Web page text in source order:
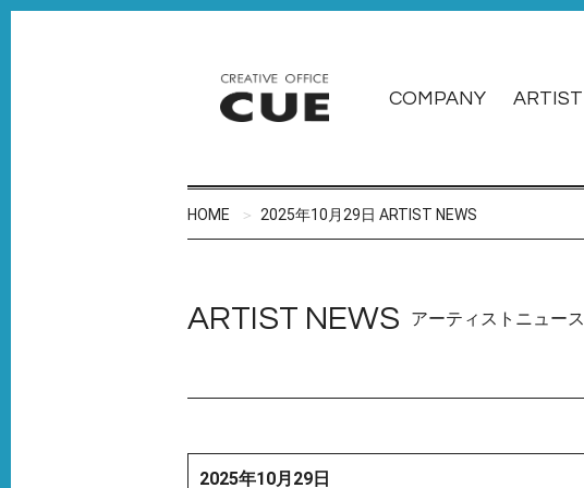
COMPANY ARTIST
HOME 2025年10月29日 ARTIST NEWS
ARTIST NEWS アーティストニュース
2025年10月29日